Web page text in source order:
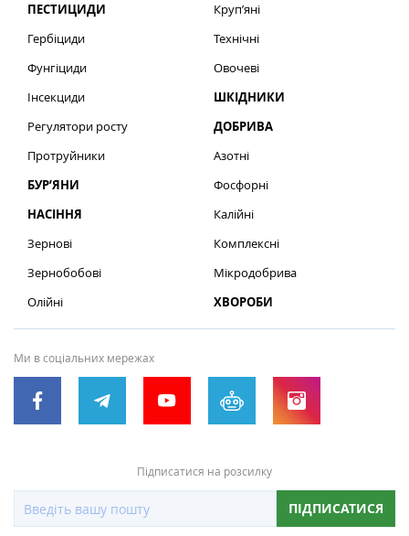
ПЕСТИЦИДИ
Гербіциди
Фунгіциди
Інсекциди
Регулятори росту
Протруйники
БУР’ЯНИ
НАСІННЯ
Зернові
Зернобобові
Олійні
Круп’яні
Технічні
Овочеві
ШКІДНИКИ
ДОБРИВА
Азотні
Фосфорні
Калійні
Комплексні
Мікродобрива
ХВОРОБИ
Ми в соціальних мережах
Підписатися на розсилку
ПІДПИСАТИСЯ